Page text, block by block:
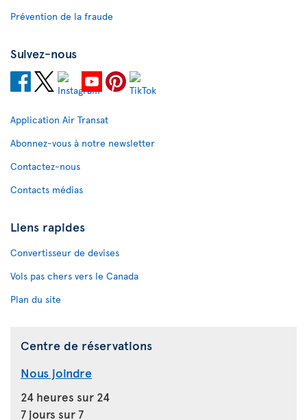
Prévention de la fraude
Suivez-nous
Application Air Transat
Abonnez-vous à notre newsletter
Contactez-nous
Contacts médias
Liens rapides
Convertisseur de devises
Vols pas chers vers le Canada
Plan du site
Centre de réservations
Nous joindre
24 heures sur 24
7 jours sur 7